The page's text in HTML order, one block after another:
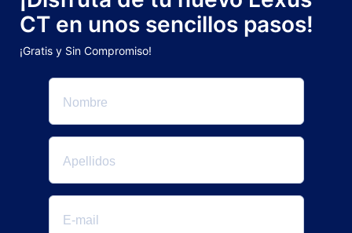
CT en unos sencillos pasos!
¡Gratis y Sin Compromiso!